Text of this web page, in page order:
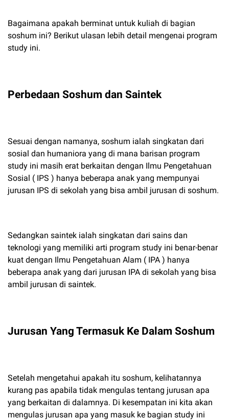
Bagaimana apakah berminat untuk kuliah di bagian
soshum ini? Berikut ulasan lebih detail mengenai program
study ini.
Perbedaan Soshum dan Saintek
Sesuai dengan namanya, soshum ialah singkatan dari
sosial dan humaniora yang di mana barisan program
study ini masih erat berkaitan dengan Ilmu Pengetahuan
Sosial ( IPS ) hanya beberapa anak yang mempunyai
jurusan IPS di sekolah yang bisa ambil jurusan di soshum.
Sedangkan saintek ialah singkatan dari sains dan
teknologi yang memiliki arti program study ini benar-benar
kuat dengan Ilmu Pengetahuan Alam ( IPA ) hanya
beberapa anak yang dari jurusan IPA di sekolah yang bisa
ambil jurusan di saintek.
Jurusan Yang Termasuk Ke Dalam Soshum
Setelah mengetahui apakah itu soshum, kelihatannya
kurang pas apabila tidak mengulas tentang jurusan apa
yang berkaitan di dalamnya. Di kesempatan ini kita akan
mengulas jurusan apa yang masuk ke bagian study ini